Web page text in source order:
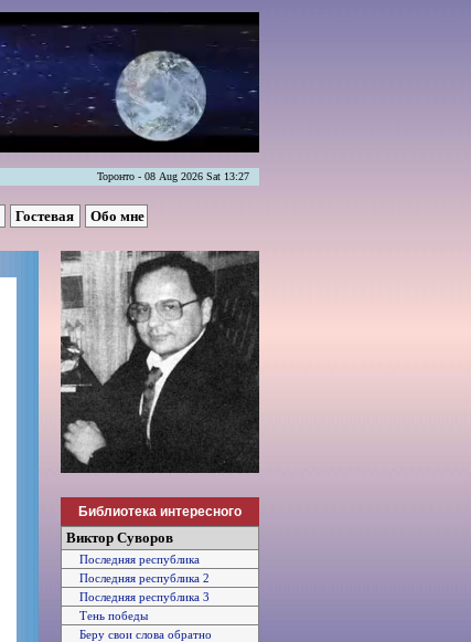
Торонто - 08 Aug 2026 Sat 13:27
Гостевая Обо мне
Библиотека интересного
Виктор Суворов
Последняя республика
Последняя республика 2
Последняя республика 3
Тень победы
Беру свои слова обратно